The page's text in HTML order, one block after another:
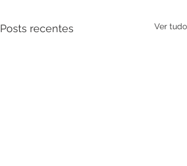
Posts recentes Ver tudo